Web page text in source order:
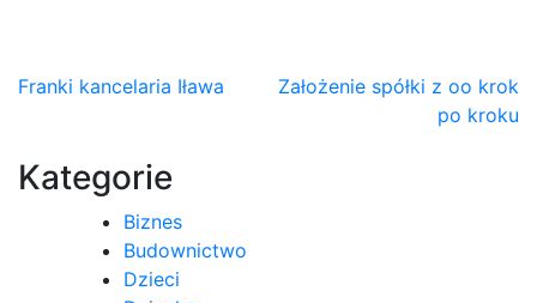
Nawigacja
Franki kancelaria Iława
Założenie spółki z oo krok
po kroku
Kategorie
Biznes
Budownictwo
Dzieci